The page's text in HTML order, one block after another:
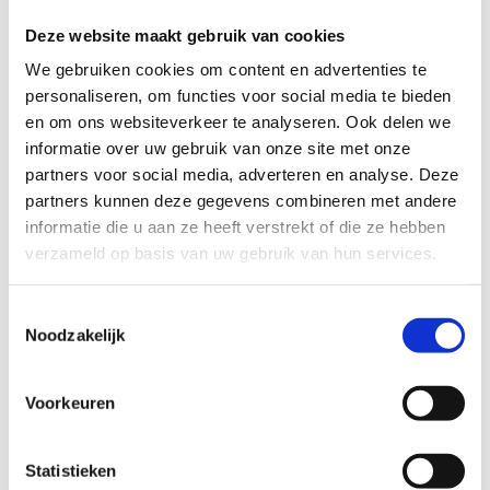
Deze website maakt gebruik van cookies
We gebruiken cookies om content en advertenties te
personaliseren, om functies voor social media te bieden
en om ons websiteverkeer te analyseren. Ook delen we
informatie over uw gebruik van onze site met onze
partners voor social media, adverteren en analyse. Deze
partners kunnen deze gegevens combineren met andere
informatie die u aan ze heeft verstrekt of die ze hebben
verzameld op basis van uw gebruik van hun services.
Noodzakelijk
Voorkeuren
Statistieken
Jouw sportdag bij ons? Kies
meteen je sporten
Een sportdag bij Sport Vlaanderen
Herentals?
Dat is een dag vol sportplezier met je
school. Lü-wand, volleybal, schaatsen (in de
sportdag. Ab-so-luut!
aangevraagd hebt, gaat ons ervaren sport-team
met jou een sportprogramma op dat perfect